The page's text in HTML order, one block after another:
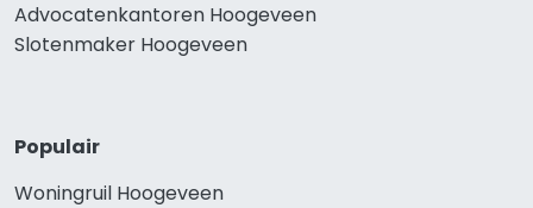
Advocatenkantoren Hoogeveen
Slotenmaker Hoogeveen
Populair
Woningruil Hoogeveen